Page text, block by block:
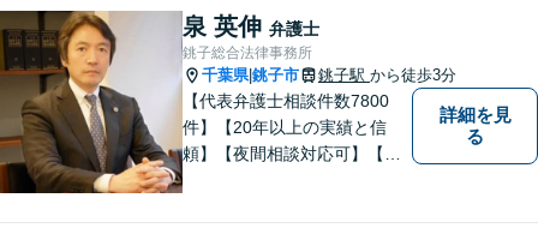
泉 英伸 弁護士
銚子総合法律事務所
千葉県|銚子市 銚子駅 から徒歩3分
【代表弁護士相談件数7800
件】【20年以上の実績と信
頼】【夜間相談対応可】【法
詳細を見
る